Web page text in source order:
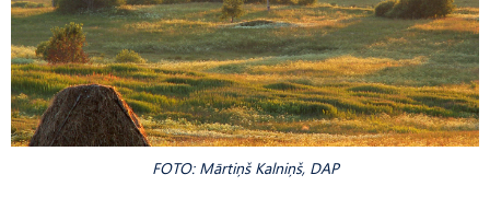
FOTO: Mārtiņš Kalniņš, DAP